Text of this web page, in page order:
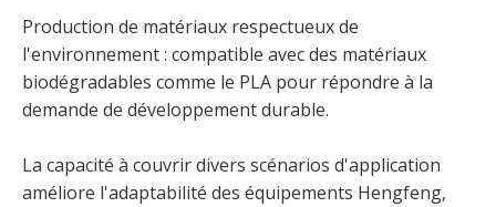
Production de matériaux respectueux de
l'environnement : compatible avec des matériaux
biodégradables comme le PLA pour répondre à la
demande de développement durable.
La capacité à couvrir divers scénarios d'application
améliore l'adaptabilité des équipements Hengfeng,